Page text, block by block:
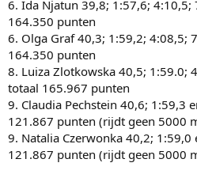
6. Ida Njatun 39,8; 1:57,6; 4:10,5;
164.350 punten
6. Olga Graf 40,3; 1:59,2; 4:08,5;
164.350 punten
8. Luiza Zlotkowska 40,5; 1:59.0;
totaal 165.967 punten
9. Claudia Pechstein 40,6; 1:59,3
121.867 punten (rijdt geen 5000
9. Natalia Czerwonka 40,2;
121.867 punten (rijdt geen 5000